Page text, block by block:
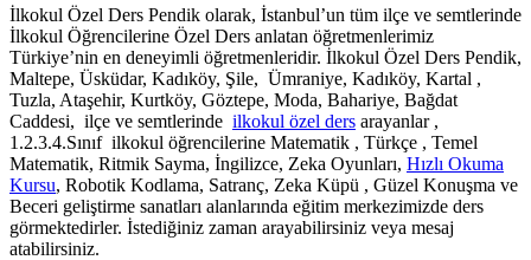
İlkokul Özel Ders Pendik olarak, İstanbul’un tüm ilçe ve semtlerinde
İlkokul Öğrencilerine Özel Ders anlatan öğretmenlerimiz
Türkiye’nin en deneyimli öğretmenleridir. İlkokul Özel Ders Pendik,
Maltepe, Üsküdar, Kadıköy, Şile, Ümraniye, Kadıköy, Kartal ,
Tuzla, Ataşehir, Kurtköy, Göztepe, Moda, Bahariye, Bağdat
Caddesi, ilçe ve semtlerinde ilkokul özel ders arayanlar ,
1.2.3.4.Sınıf ilkokul öğrencilerine Matematik , Türkçe , Temel
Matematik, Ritmik Sayma, İngilizce, Zeka Oyunları, Hızlı Okuma
Kursu, Robotik Kodlama, Satranç, Zeka Küpü , Güzel Konuşma ve
Beceri geliştirme sanatları alanlarında eğitim merkezimizde ders
görmektedirler. İstediğiniz zaman arayabilirsiniz veya mesaj
atabilirsiniz.